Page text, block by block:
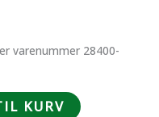
varenummer 28400-
KURV